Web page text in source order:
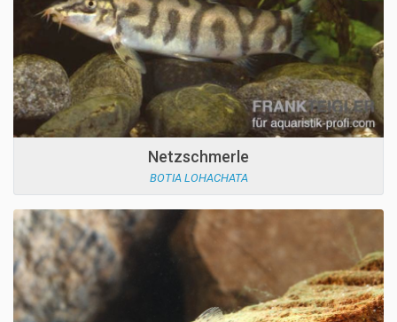
Netzschmerle
BOTIA LOHACHATA